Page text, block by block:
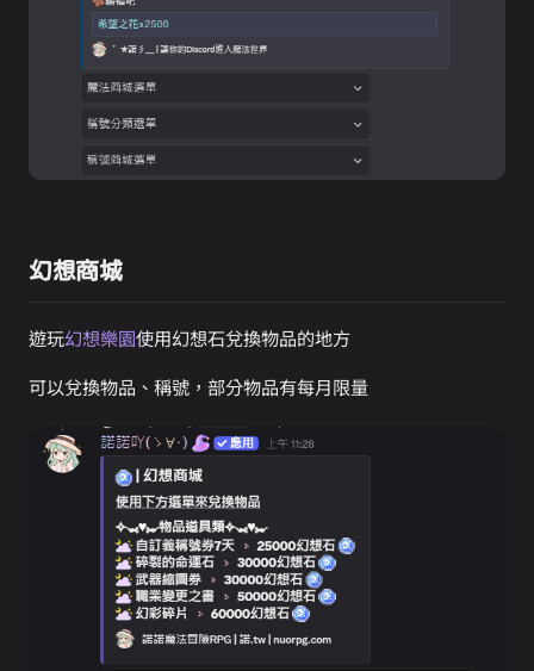
幻想商城
遊玩幻想樂園使用幻想石兌換物品的地方
可以兌換物品、稱號，部分物品有每月限量